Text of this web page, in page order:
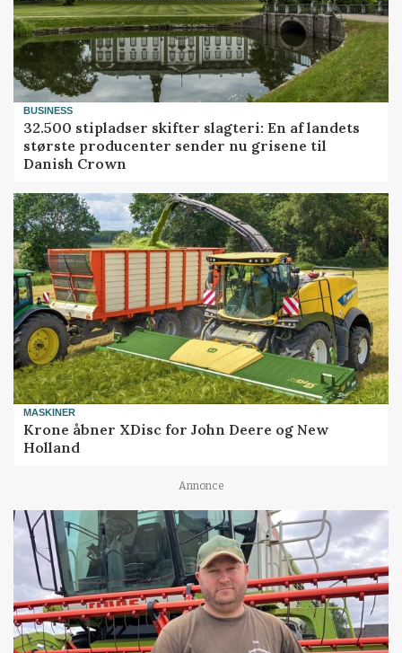
BUSINESS
32.500 stipladser skifter slagteri: En af landets
største producenter sender nu grisene til
Danish Crown
MASKINER
Krone åbner XDisc for John Deere og New
Holland
Annonce